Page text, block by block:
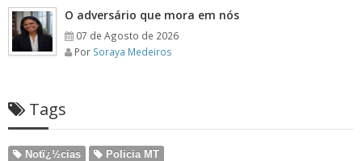
O adversário que mora em nós
07 de Agosto de 2026
Por Soraya Medeiros
Tags
Notï¿½cias Policia MT